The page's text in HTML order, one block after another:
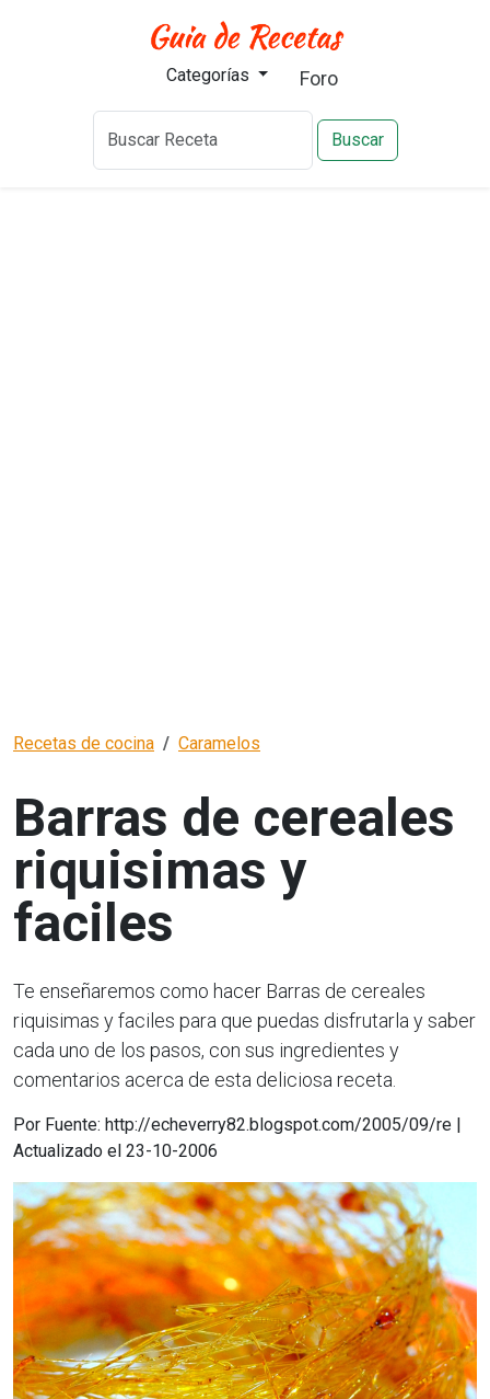
Categorías Foro
Buscar
Recetas de cocina Caramelos
Barras de cereales
riquisimas y
faciles
Te enseñaremos como hacer Barras de cereales
riquisimas y faciles para que puedas disfrutarla y saber
cada uno de los pasos, con sus ingredientes y
comentarios acerca de esta deliciosa receta.
Por Fuente: http://echeverry82.blogspot.com/2005/09/re |
Actualizado el 23-10-2006